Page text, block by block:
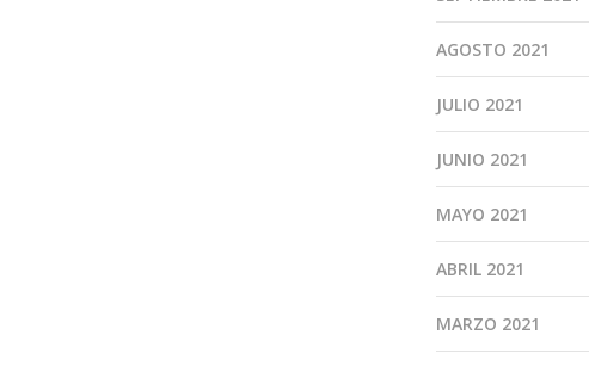
AGOSTO 2021
JULIO 2021
JUNIO 2021
MAYO 2021
ABRIL 2021
MARZO 2021